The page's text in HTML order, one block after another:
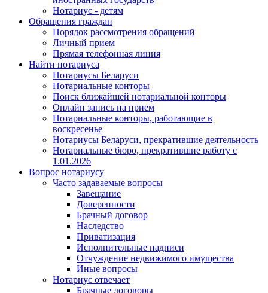
Нотариус - детям
Обращения граждан
Порядок рассмотрения обращений
Личный прием
Прямая телефонная линия
Найти нотариуса
Нотариусы Беларуси
Нотариальные конторы
Поиск ближайшей нотариальной конторы
Онлайн запись на прием
Нотариальные конторы, работающие в
воскресенье
Нотариусы Беларуси, прекратившие деятельность
Нотариальные бюро, прекратившие работу с
1.01.2026
Вопрос нотариусу
Часто задаваемые вопросы
Завещание
Доверенности
Брачный договор
Наследство
Приватизация
Исполнительные надписи
Отчуждение недвижимого имущества
Иные вопросы
Нотариус отвечает
Брачные договоры